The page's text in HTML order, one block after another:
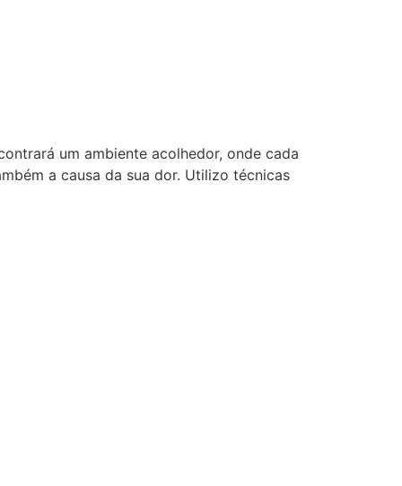
um ambiente acolhedor, onde cada
a causa da sua dor. Utilizo técnicas